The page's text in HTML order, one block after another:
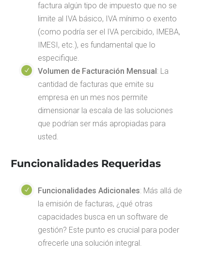
factura algún tipo de impuesto que no se
limite al IVA básico, IVA mínimo o exento
(como podría ser el IVA percibido, IMEBA,
IMESI, etc.), es fundamental que lo
especifique.
Volumen de Facturación Mensual: La
cantidad de facturas que emite su
empresa en un mes nos permite
dimensionar la escala de las soluciones
que podrían ser más apropiadas para
usted.
Funcionalidades Requeridas
Funcionalidades Adicionales: Más allá de
la emisión de facturas, ¿qué otras
capacidades busca en un software de
gestión? Este punto es crucial para poder
ofrecerle una solución integral.